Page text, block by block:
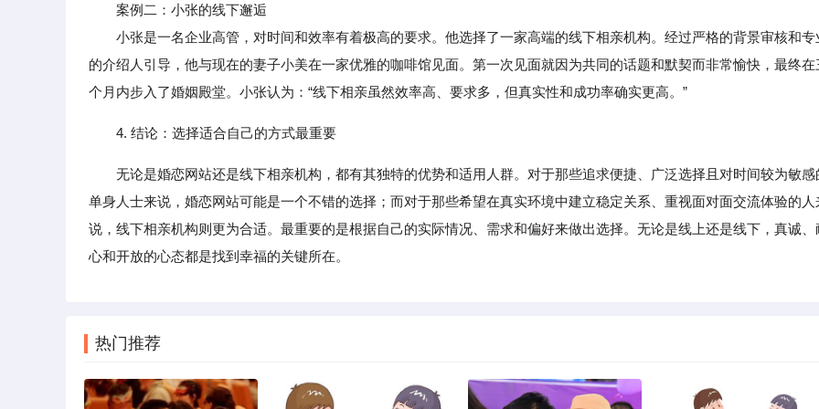
案例二：小张的线下邂逅
小张是一名企业高管，对时间和效率有着极高的要求。他选择了一家高端的线下相亲机构。经过严格的背景审核和专
的介绍人引导，他与现在的妻子小美在一家优雅的咖啡馆见面。第一次见面就因为共同的话题和默契而非常愉快，最终在
个月内步入了婚姻殿堂。小张认为：“线下相亲虽然效率高、要求多，但真实性和成功率确实更高。”
4. 结论：选择适合自己的方式最重要
无论是婚恋网站还是线下相亲机构，都有其独特的优势和适用人群。对于那些追求便捷、广泛选择且对时间较为敏感
单身人士来说，婚恋网站可能是一个不错的选择；而对于那些希望在真实环境中建立稳定关系、重视面对面交流体验的人
说，线下相亲机构则更为合适。最重要的是根据自己的实际情况、需求和偏好来做出选择。无论是线上还是线下，真诚、
心和开放的心态都是找到幸福的关键所在。
热门推荐